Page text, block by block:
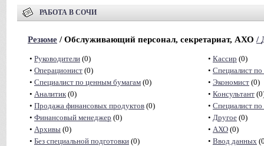
РАБОТА В СОЧИ
Резюме / Обслуживающий персонал, секретариат, АХО /
• Руководители (0) • Кассир (0)
• Операционист (0) • Специалист
• Специалист по ценным бумагам (0) • Экономист (0)
• Аналитик(0) • Консультант
• Продажа финансовых продуктов (0) • Специалист по
• Финансовый менеджер (0) • Другое (0)
• Архивы (0) • АХО (0)
• Без специальной подготовки (0) • Ввод данных